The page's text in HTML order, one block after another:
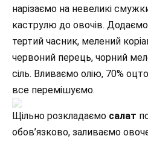
нарізаємо на невеликі
каструлю до овочів. Додаємо
тертий часник, мелений
червоний перець, чорний
сіль. Вливаємо олію, 70%
все перемішуємо.
Щільно розкладаємо салат
обов’язково, заливаємо